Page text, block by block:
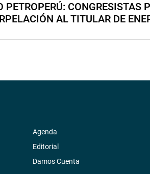
PETROPERÚ: CONGRESISTAS
AL TITULAR DE
Agenda
Editorial
Damos Cuenta